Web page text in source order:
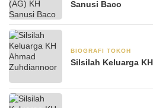
Sanusi Baco
BIOGRAFI TOKOH
Silsilah Keluarga